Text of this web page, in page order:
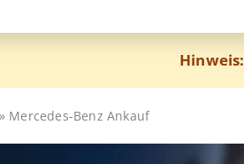
Hinweis:
» Mercedes-Benz Ankauf